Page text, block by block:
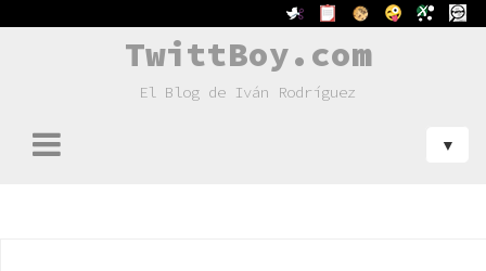
TwittBoy.com
El Blog de Iván Rodríguez